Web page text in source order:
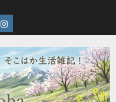
Instagram